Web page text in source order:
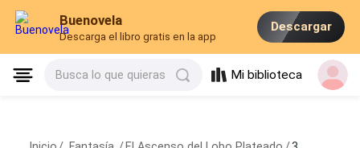
Buenovela
Descarga el libro gratis en la app
Descargar
Busca lo que quieras Mi biblioteca